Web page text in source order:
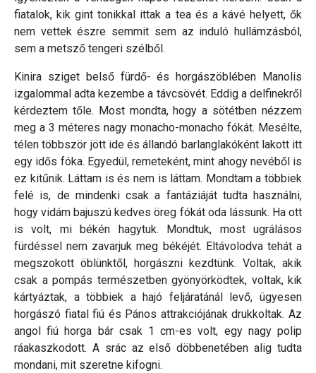
fiatalok, kik gint tonikkal ittak a tea és a kávé helyett, ők
nem vettek észre semmit sem az induló hullámzásból,
sem a metsző tengeri szélből.
Kinira sziget belső fürdő- és horgászöblében Manolis
izgalommal adta kezembe a távcsövét. Eddig a delfinekről
kérdeztem tőle. Most mondta, hogy a sötétben nézzem
meg a 3 méteres nagy monacho-monacho fókát. Mesélte,
télen többször jött ide és állandó barlanglakóként lakott itt
egy idős fóka. Egyedül, remeteként, mint ahogy nevéből is
ez kitűnik. Láttam is és nem is láttam. Mondtam a többiek
felé is, de mindenki csak a fantáziáját tudta használni,
hogy vidám bajuszú kedves öreg fókát oda lássunk. Ha ott
is volt, mi békén hagytuk. Mondtuk, most ugrálásos
fürdéssel nem zavarjuk meg békéjét. Eltávolodva tehát a
megszokott öblünktől, horgászni kezdtünk. Voltak, akik
csak a pompás természetben gyönyörködtek, voltak, kik
kártyáztak, a többiek a hajó feljáratánál levő, ügyesen
horgászó fiatal fiú és Pános attrakciójának drukkoltak. Az
angol fiú horga bár csak 1 cm-es volt, egy nagy polip
ráakaszkodott. A srác az első döbbenetében alig tudta
mondani, mit szeretne kifogni.